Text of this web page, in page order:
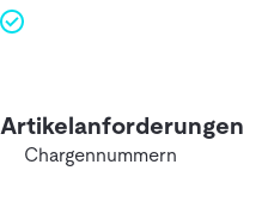
Artikelanforderungen
Chargennummern